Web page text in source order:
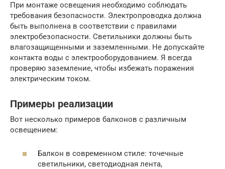
При монтаже освещения необходимо соблюдать
требования безопасности. Электропроводка должна
быть выполнена в соответствии с правилами
электробезопасности. Светильники должны быть
влагозащищенными и заземленными. Не допускайте
контакта воды с электрооборудованием. Я всегда
проверяю заземление, чтобы избежать поражения
электрическим током.
Примеры реализации
Вот несколько примеров балконов с различным
освещением:
Балкон в современном стиле: точечные
светильники, светодиодная лента,